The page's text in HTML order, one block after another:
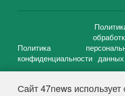
Сайт 47news
Политика
конфиденциальности данных